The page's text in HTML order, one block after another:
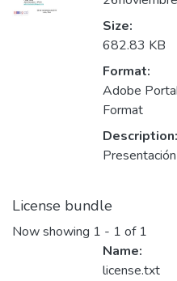
Size:
682.83 KB
Format:
Adobe
Format
Description:
Presentación
License bundle
Now showing 1 - 1 of 1
Name:
license.txt